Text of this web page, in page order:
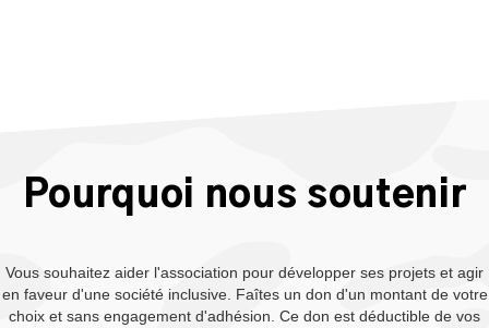
Pourquoi nous soutenir
Vous souhaitez aider l'association pour développer ses projets et agir
en faveur d'une société inclusive. Faîtes un don d'un montant de votre
choix et sans engagement d'adhésion. Ce don est déductible de vos